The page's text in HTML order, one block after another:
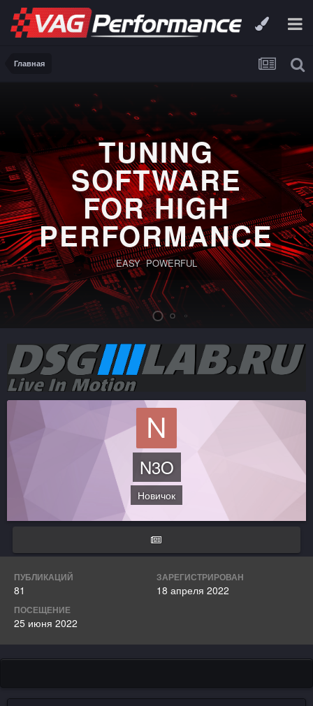
Главная
TUNING
SOFTWARE
FOR HIGH
PERFORMANCE
EASY POWERFUL
N3O
Новичок
ПУБЛИКАЦИЙ
81
ЗАРЕГИСТРИРОВАН
18 апреля 2022
ПОСЕЩЕНИЕ
25 июня 2022